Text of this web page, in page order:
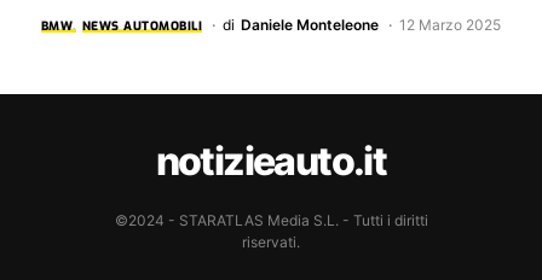
BMW NEWS AUTOMOBILI di Daniele Monteleone 12 Marzo 2025
notizieauto.it
©2024 - STARATLAS Media S.L. - Tutti i diritti
riservati.